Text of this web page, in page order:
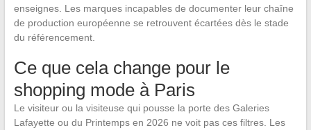
enseignes. Les marques incapables de documenter leur chaîne
de production européenne se retrouvent écartées dès le stade
du référencement.
Ce que cela change pour le
shopping mode à Paris
Le visiteur ou la visiteuse qui pousse la porte des Galeries
Lafayette ou du Printemps en 2026 ne voit pas ces filtres. Les